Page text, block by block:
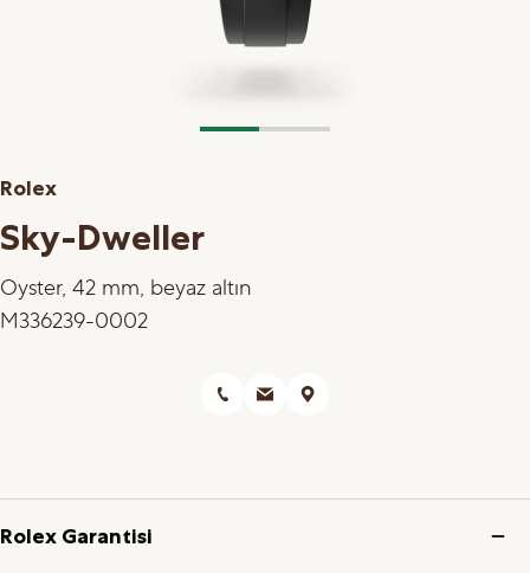
Rolex
Sky-Dweller
Oyster, 42 mm, beyaz altın
M336239-0002
Rolex Garantisi